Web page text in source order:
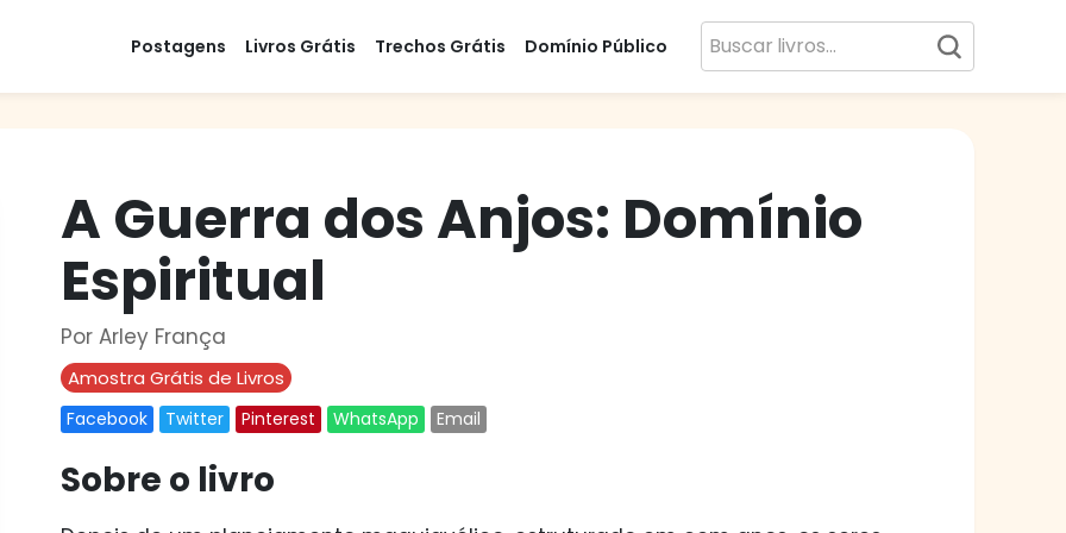
Postagens Livros Grátis Trechos Grátis Domínio Público
A Guerra dos Anjos: Domínio
Espiritual
Por Arley França
Amostra Grátis de Livros
Facebook Twitter Pinterest WhatsApp Email
Sobre o livro